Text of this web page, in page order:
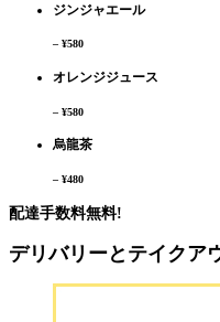
ジンジャエール
– ¥580
オレンジジュース
– ¥580
烏龍茶
– ¥480
配達手数料無料!
デリバリーとテイクア